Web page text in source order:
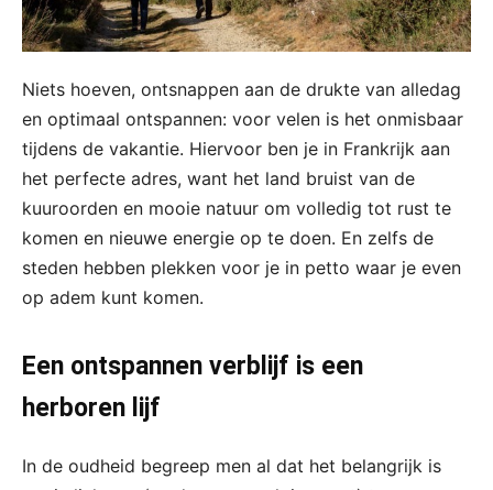
Niets hoeven, ontsnappen aan de drukte van alledag
en optimaal ontspannen: voor velen is het onmisbaar
tijdens de vakantie. Hiervoor ben je in Frankrijk aan
het perfecte adres, want het land bruist van de
kuuroorden en mooie natuur om volledig tot rust te
komen en nieuwe energie op te doen. En zelfs de
steden hebben plekken voor je in petto waar je even
op adem kunt komen.
Een ontspannen verblijf is een
herboren lijf
In de oudheid begreep men al dat het belangrijk is